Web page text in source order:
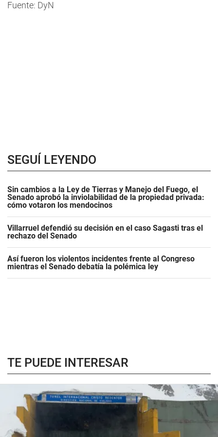
Fuente: DyN
SEGUÍ LEYENDO
Sin cambios a la Ley de Tierras y Manejo del Fuego, el
Senado aprobó la inviolabilidad de la propiedad privada:
cómo votaron los mendocinos
Villarruel defendió su decisión en el caso Sagasti tras el
rechazo del Senado
Así fueron los violentos incidentes frente al Congreso
mientras el Senado debatía la polémica ley
TE PUEDE INTERESAR